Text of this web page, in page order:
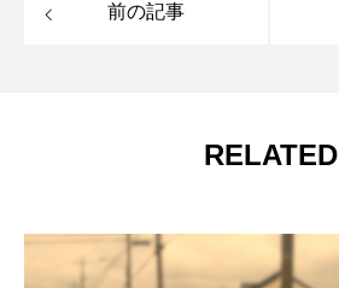
前の記事
RELATED